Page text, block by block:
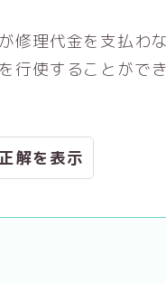
修理代金を支払わ
行使することができ
正解